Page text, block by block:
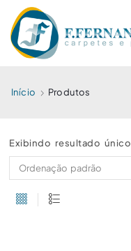
Início Produtos
Exibindo resultado único